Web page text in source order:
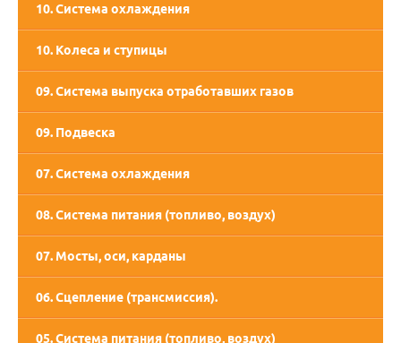
10. Система охлаждения
10. Колеса и ступицы
09. Система выпуска отработавших газов
09. Подвеска
07. Система охлаждения
08. Система питания (топливо, воздух)
07. Мосты, оси, карданы
06. Сцепление (трансмиссия).
05. Система питания (топливо, воздух)